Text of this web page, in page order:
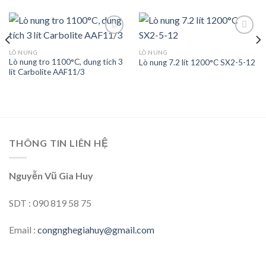
Add to
LÒ NUNG
Lò nung tro 1100°C, dung tích 3
lít Carbolite AAF11/3
Add to
LÒ NUNG
Lò nung 7.2 lít 1200°C SX2-5-12
THÔNG TIN LIÊN HỆ
Nguyễn Vũ Gia Huy
SDT : 090 819 58 75
Email : congnghegiahuy@gmail.com